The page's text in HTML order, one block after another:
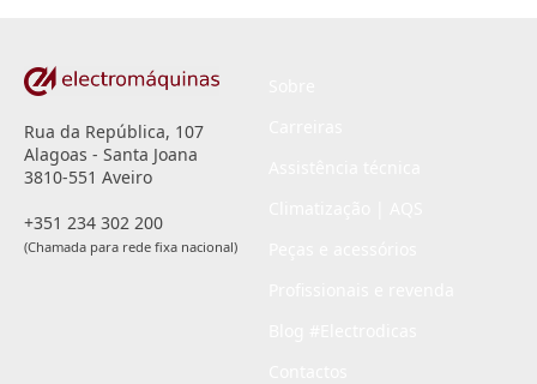
Rua da República, 107
Alagoas - Santa Joana
3810-551 Aveiro
+351 234 302 200
(Chamada para rede fixa nacional)